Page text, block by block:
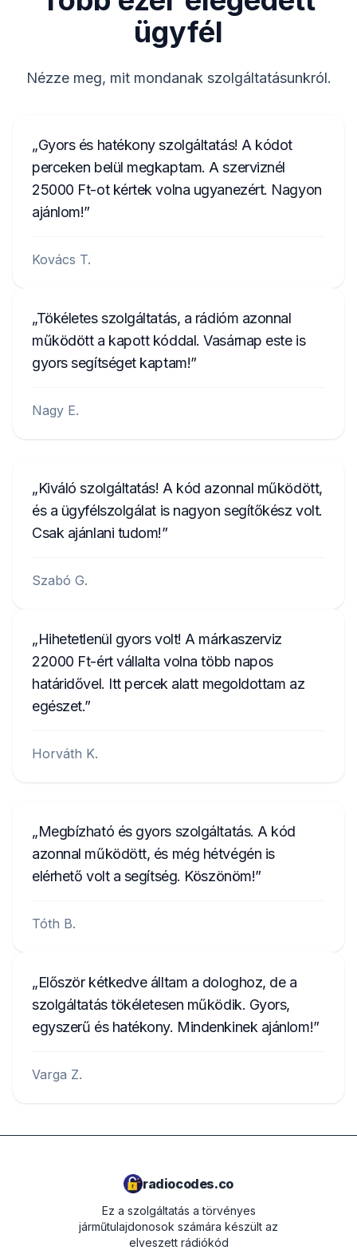
ügyfél
Nézze meg, mit mondanak szolgáltatásunkról.
Gyors és hatékony szolgáltatás! A kódot
perceken belül megkaptam. A szerviznél
25000 Ft-ot kértek volna ugyanezért. Nagyon
ajánlom!
Kovács T.
Tökéletes szolgáltatás, a rádióm azonnal
működött a kapott kóddal. Vasárnap este is
gyors segítséget kaptam!
Nagy E.
Kiváló szolgáltatás! A kód azonnal működött,
és a ügyfélszolgálat is nagyon segítőkész volt.
Csak ajánlani tudom!
Szabó G.
Hihetetlenül gyors volt! A márkaszerviz
22000 Ft-ért vállalta volna több napos
határidővel. Itt percek alatt megoldottam az
egészet.
Horváth K.
Megbízható és gyors szolgáltatás. A kód
azonnal működött, és még hétvégén is
elérhető volt a segítség. Köszönöm!
Tóth B.
Először kétkedve álltam a dologhoz, de a
szolgáltatás tökéletesen működik. Gyors,
egyszerű és hatékony. Mindenkinek ajánlom!
Varga Z.
radiocodes.co
Ez a szolgáltatás a törvényes
járműtulajdonosok számára készült az
elveszett rádiókód